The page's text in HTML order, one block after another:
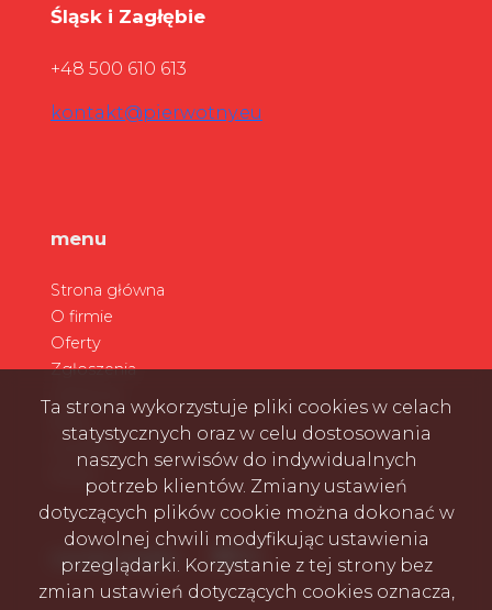
Śląsk i Zagłębie
+48 500 610 613
kontakt@pierwotny.eu
menu
Strona główna
O firmie
Oferty
Zgłoszenia
Kontakt
social media Facebook
Facebook
Facebook
Ta strona wykorzystuje pliki cookies w celach
statystycznych oraz w celu dostosowania
naszych serwisów do indywidualnych
potrzeb klientów. Zmiany ustawień
dotyczących plików cookie można dokonać w
dowolnej chwili modyfikując ustawienia
przeglądarki. Korzystanie z tej strony bez
zmian ustawień dotyczących cookies oznacza,